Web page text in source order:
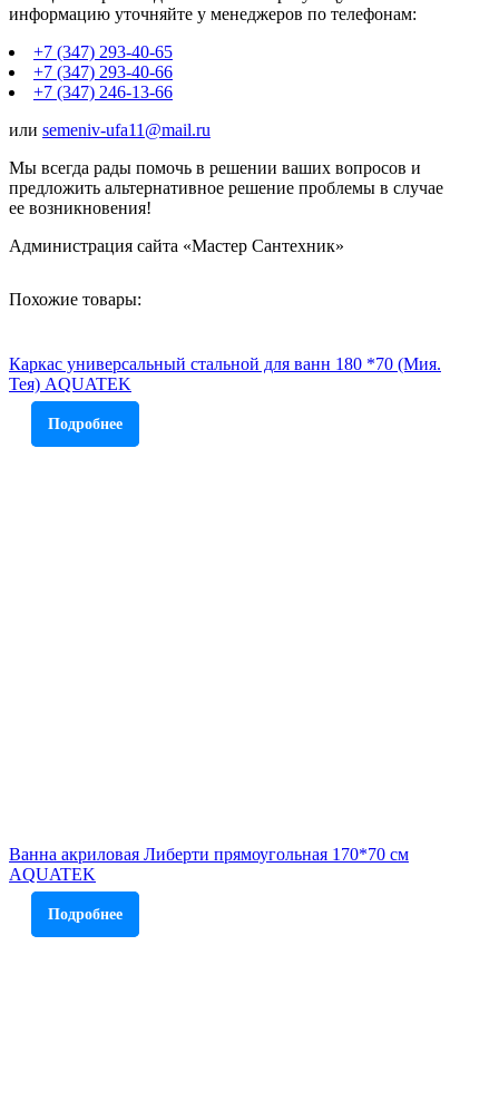
информацию уточняйте у менеджеров по телефонам:
+7 (347) 293-40-65
+7 (347) 293-40-66
+7 (347) 246-13-66
или semeniv-ufa11@mail.ru
Мы всегда рады помочь в решении ваших вопросов и
предложить альтернативное решение проблемы в случае
ее возникновения!
Администрация сайта «Мастер Сантехник»
Похожие товары:
Каркас универсальный стальной для ванн 180 *70 (Мия.
Тея) AQUATEK
Подробнее
Ванна акриловая Либерти прямоугольная 170*70 см
AQUATEK
Подробнее